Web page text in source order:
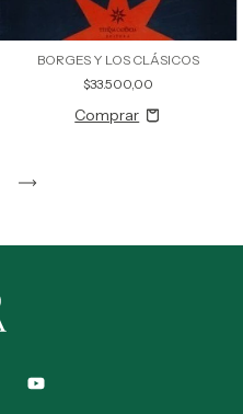
BORGES Y LOS CLÁSICOS
$33.500,00